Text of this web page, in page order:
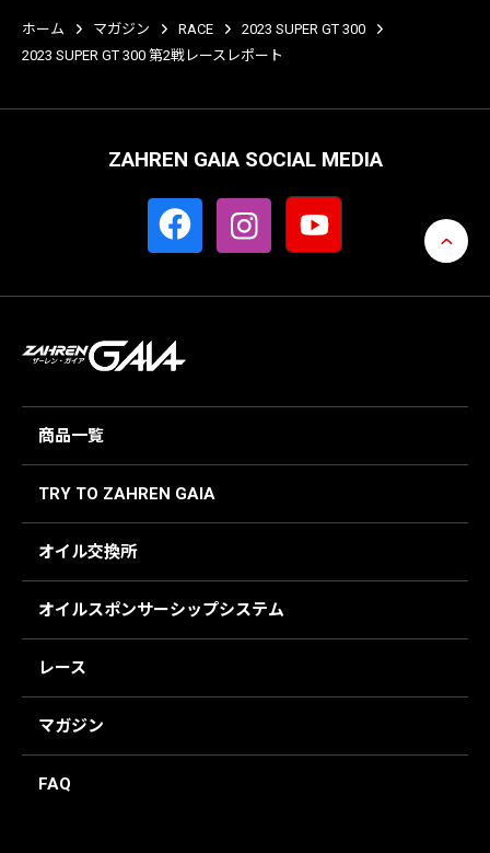
ホーム マガジン RACE
2023 SUPER GT 300
2023 SUPER GT 300 第2戦レースレポート
ZAHREN GAIA SOCIAL MEDIA
商品一覧
TRY TO ZAHREN GAIA
オイル交換所
オイルスポンサーシップシステム
レース
マガジン
FAQ